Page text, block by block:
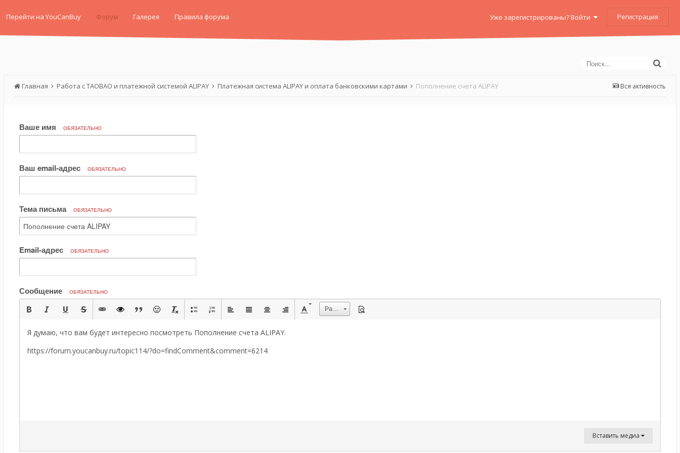
Перейти на YouCanBuy Форум Галерея Правила форума Уже зарегистрированы? Войти Регистрация
Вся активность
Главная Работа с TAOBAO и платежной системой ALIPAY Платежная система ALIPAY и оплата банковскими картами Пополнение счета ALIPAY
Ваше имя ОБЯЗАТЕЛЬНО
Ваш email-адрес ОБЯЗАТЕЛЬНО
Тема письма ОБЯЗАТЕЛЬНО
Email-адрес ОБЯЗАТЕЛЬНО
Сообщение ОБЯЗАТЕЛЬНО
Размер
Я думаю, что вам будет интересно посмотреть Пополнение счета ALIPAY.
https://forum.youcanbuy.ru/topic114/?do=findComment&comment=6214
Вставить медиа